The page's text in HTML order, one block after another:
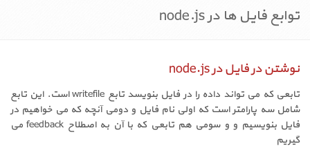
توابع فایل ها در node.js
نوشتن در فایل در node.js
تابعی که می تواند داده را در فایل بنویسد تابع writefile است. این تابع
شامل سه پارامتر است که اولی نام فایل و دومی آنچه که می خواهیم در
فایل بنویسیم و و سومی هم تابعی که با آن به اصطلاح feedback می
گیریم